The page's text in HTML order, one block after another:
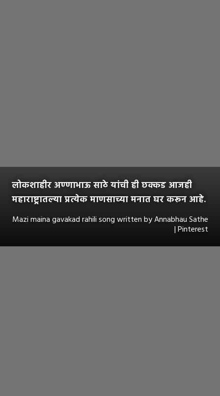
लोकशाहीर अण्णाभाऊ साठे यांची ही छक्कड आजही
महाराष्ट्रातल्या प्रत्येक माणसाच्या मनात घर करून आहे.
Mazi maina gavakad rahili song written by Annabhau Sathe
| Pinterest